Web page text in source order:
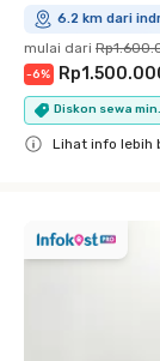
6.2 km dari
mulai dari
-6%
Diskon sewa
Lihat info lebih